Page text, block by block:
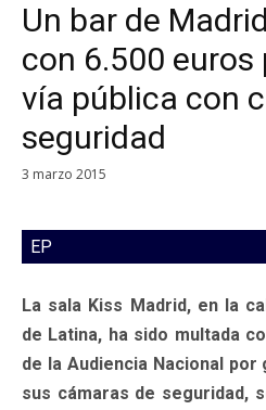
Un bar de
con 6.500 euros
vía pública con
seguridad
3 marzo 2015
EP
La sala Kiss Madrid, en la
de Latina, ha sido multada
de la Audiencia Nacional
sus cámaras de seguridad,